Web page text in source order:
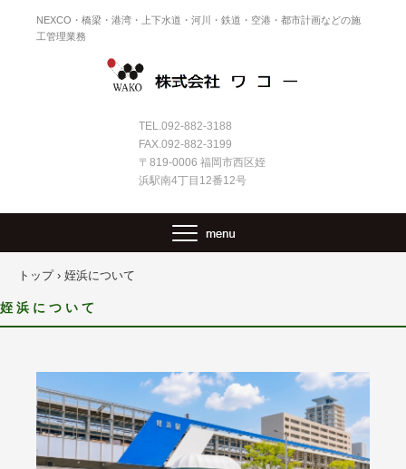
NEXCO・橋梁・港湾・上下水道・河川・鉄道・空港・都市計画などの施
工管理業務
TEL.092-882-3188
FAX.092-882-3199
〒819-0006 福岡市西区姪
浜駅南4丁目12番12号
トップ › 姪浜について
姪 浜 に つ い て